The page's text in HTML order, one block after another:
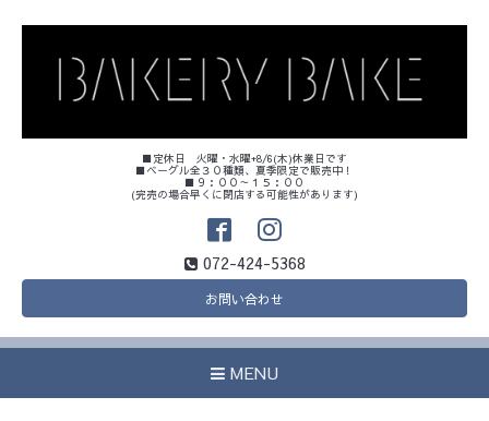
■定休日 火曜・水曜+8/6(木)休業日です
■ベーグル全３０種類、夏季限定で販売中！
■９：００～１５：００
(完売の場合早くに閉店する可能性があります)
072-424-5368
お問い合わせ
MENU